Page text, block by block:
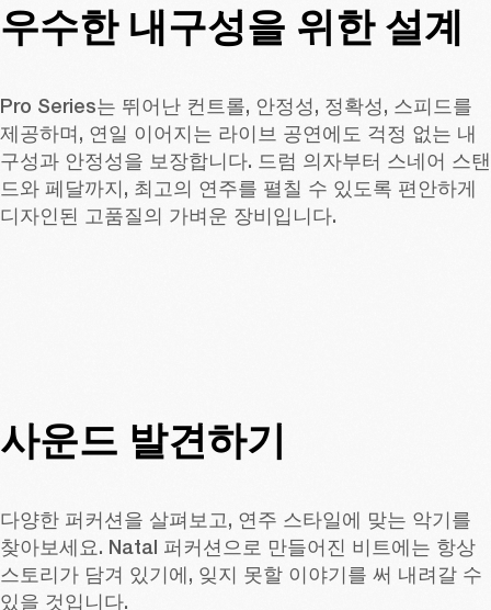
우수한 내구성을 위한 설계
Pro Series는 뛰어난 컨트롤, 안정성, 정확성, 스피드를
제공하며, 연일 이어지는 라이브 공연에도 걱정 없는 내
구성과 안정성을 보장합니다. 드럼 의자부터 스네어 스탠
드와 페달까지, 최고의 연주를 펼칠 수 있도록 편안하게
디자인된 고품질의 가벼운 장비입니다.
사운드 발견하기
다양한 퍼커션을 살펴보고, 연주 스타일에 맞는 악기를
찾아보세요. Natal 퍼커션으로 만들어진 비트에는 항상
스토리가 담겨 있기에, 잊지 못할 이야기를 써 내려갈 수
있을 것입니다.